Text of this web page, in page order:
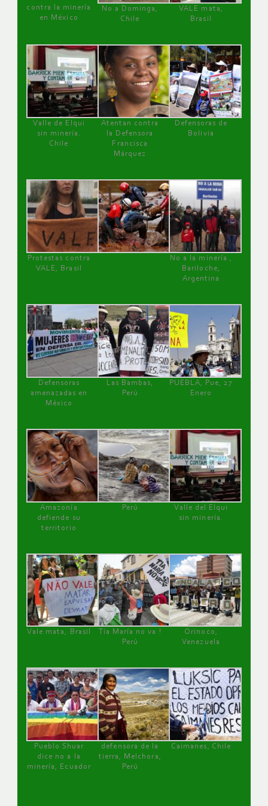
contra la minería
en México
No a Dominga,
Chile
VALE mata,
Brasil
Valle de Elqui
sin minería.
Chile
Atentan contra
la Defensora
Francisca
Márquez
Defensoras de
Bolivia
Protestas contra
VALE, Brasil
No a la minería ,
Bariloche,
Argentina
Defensoras
amenazadas en
México
Las Bambas,
Perú
PUEBLA, Pue, 27
Enero
Amazonía
defiende su
territorio
Perú
Valle del Elqui
sin minería.
Vale mata, Brasil
Tía María no va !
Perú
Orinoco,
Venezuela
Pueblo Shuar
dice no a la
minería, Ecuador
defensora de la
tierra, Melchora,
Perú
Caimanes, Chile